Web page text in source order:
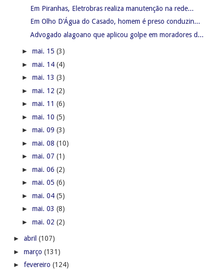
Em Piranhas, Eletrobras realiza manutenção na rede...
Em Olho D'Água do Casado, homem é preso conduzin...
Advogado alagoano que aplicou golpe em moradores d...
► mai. 15 (3)
► mai. 14 (4)
► mai. 13 (3)
► mai. 12 (2)
► mai. 11 (6)
► mai. 10 (5)
► mai. 09 (3)
► mai. 08 (10)
► mai. 07 (1)
► mai. 06 (2)
► mai. 05 (6)
► mai. 04 (5)
► mai. 03 (8)
► mai. 02 (2)
► abril (107)
► março (131)
► fevereiro (124)